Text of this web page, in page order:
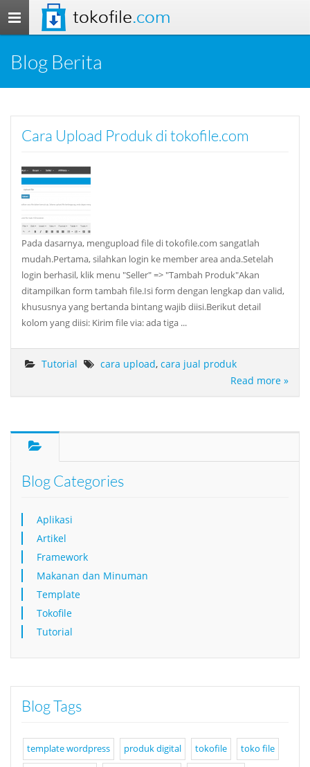
Toggle
navigation
tokofile.com
Blog Berita
Cara Upload Produk di tokofile.com
Pada dasarnya, mengupload file di tokofile.com sangatlah
mudah.Pertama, silahkan login ke member area anda.Setelah
login berhasil, klik menu "Seller" => "Tambah Produk"Akan
ditampilkan form tambah file.Isi form dengan lengkap dan valid,
khususnya yang bertanda bintang wajib diisi.Berikut detail
kolom yang diisi: Kirim file via: ada tiga ...
Tutorial cara upload, cara jual produk
Read more »
Blog Categories
Aplikasi
Artikel
Framework
Makanan dan Minuman
Template
Tokofile
Tutorial
Blog Tags
template wordpress produk digital tokofile toko file